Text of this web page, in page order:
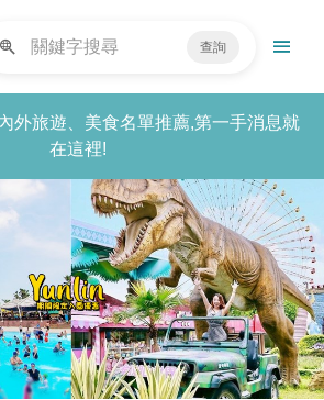
查詢
外旅遊、美食名單推薦,第一手消息就
在這裡!